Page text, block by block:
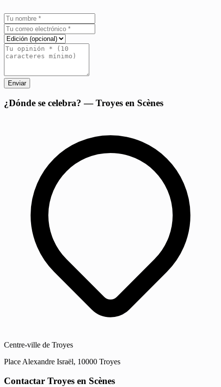
Enviar
¿Dónde se celebra? — Troyes en Scènes
Centre-ville de Troyes
Place Alexandre Israël, 10000 Troyes
Contactar Troyes en Scènes